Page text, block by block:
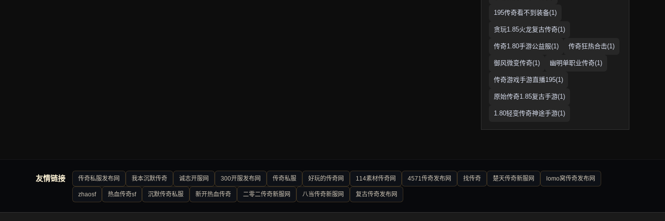
195传奇看不到装备(1)
贪玩1.85火龙复古传奇(1)
传奇1.80手游公益服(1) 传奇狂热合击(1)
御风微变传奇(1) 幽明单职业传奇(1)
传奇游戏手游直播195(1)
原始传奇1.85复古手游(1)
1.80轻变传奇神途手游(1)
友情链接 传奇私服发布网 我本沉默传奇 诚志开服网 300开服发布网 传奇私服 好玩的传奇网 114素材传奇网 4571传奇发布网 找传奇 楚天传奇新服网 lomo窝传奇发布网
zhaosf 热血传奇sf 沉默传奇私服 新开热血传奇 二零二传奇新服网 八当传奇新服网 复古传奇发布网